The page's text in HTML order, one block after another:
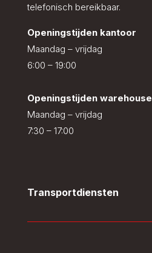
telefonisch bereikbaar.
Openingstijden kantoor
Maandag – vrijdag
6:00 – 19:00
Openingstijden warehouse
Maandag – vrijdag
7:30 – 17:00
Transportdiensten